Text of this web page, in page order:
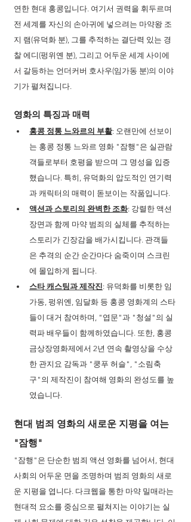
연한 현대 홍콩입니다. 여기서 권력을 휘두르며
전 세계를 자신의 손아귀에 넣으려는 마약왕 조
지 램(유덕화 분), 그를 추적하는 결단력 있는 경
찰 에디(펑위옌 분), 그리고 어두운 세계 사이에
서 갈등하는 언더커버 호사우(임가동 분)의 이야
기가 펼쳐집니다.
영화의 특징과 매력
홍콩 정통 느와르의 부활: 오랜만에 선보이
는 홍콩 정통 느와르 영화 "잠행"은 실관람
객들로부터 호평을 받으며 그 명성을 입증
했습니다. 특히, 유덕화의 압도적인 연기력
과 캐릭터의 매력이 돋보이는 작품입니다.
액션과 스토리의 완벽한 조화: 강렬한 액션
장면과 함께 마약 범죄의 실체를 추적하는
스토리가 긴장감을 배가시킵니다. 관객들
은 추격의 순간 순간마다 숨죽이며 스크린
에 몰입하게 됩니다.
스타 캐스팅과 제작진: 유덕화를 비롯한 임
가동, 펑위옌, 임달화 등 홍콩 영화계의 스타
들이 대거 참여하며, "엽문"과 "청설"의 실
력파 배우들이 함께하였습니다. 또한, 홍콩
금상장영화제에서 2년 연속 촬영상을 수상
한 관지요 감독과 "쿵푸 허슬", "소림축
구"의 제작진이 참여해 영화의 완성도를 높
였습니다.
현대 범죄 영화의 새로운 지평을 여는
"잠행"
"잠행"은 단순한 범죄 액션 영화를 넘어서, 현대
사회의 어두운 면을 조명하며 범죄 영화의 새로
운 지평을 엽니다. 다크웹을 통한 마약 밀매라는
현대적 요소를 중심으로 펼쳐지는 이야기는 실